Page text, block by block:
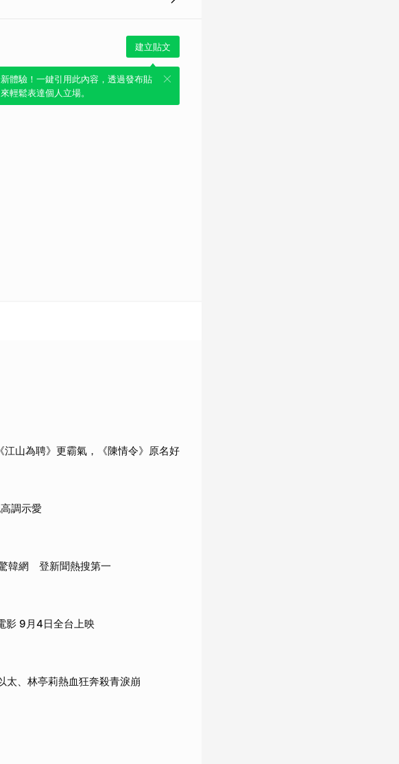
建立貼文
體驗！一鍵引用此內容，透過發布貼
輕鬆表達個人立場。
山為聘》更霸氣，《陳情令》原名好
調示愛
韓網 登新聞熱搜第一
影 9月4日全台上映
、林亭莉熱血狂奔殺青淚崩